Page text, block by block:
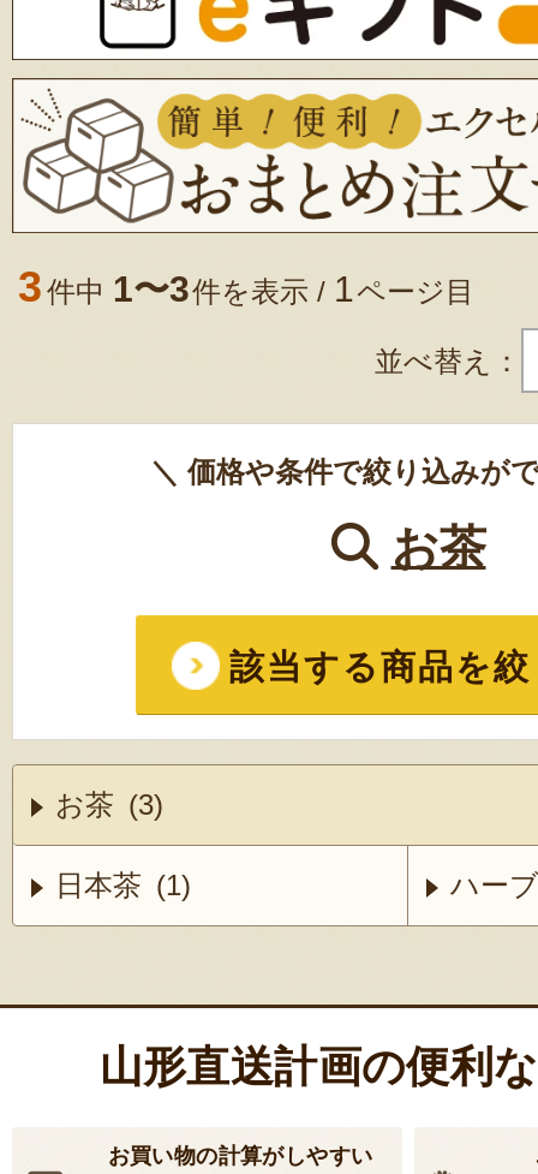
3件中 1〜3件を表示 / 1ページ目
並べ替え：
＼ 価格や条件で絞り込みが
お茶
該当する商品を
お茶 (3)
日本茶 (1) ハー
山形直送計画の便利
お買い物の計算がしやすい